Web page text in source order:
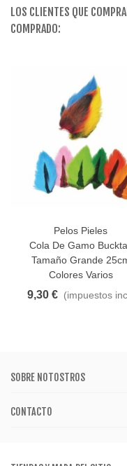
LOS CLIENTES QUE
COMPRADO:
Pelos Pieles
Cola De Gamo
Tamaño Grande
Colores Varios
9,30 € (impuestos
SOBRE NOTOSTROS
CONTACTO